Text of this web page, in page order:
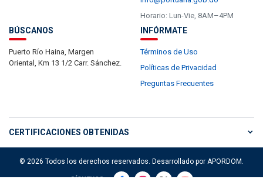
Horario: Lun-Vie, 8AM–4PM
BÚSCANOS
Puerto Río Haina, Margen
Oriental, Km 13 1/2 Carr. Sánchez.
INFÓRMATE
Términos de Uso
Políticas de Privacidad
Preguntas Frecuentes
CERTIFICACIONES OBTENIDAS
© 2026 Todos los derechos reservados. Desarrollado por APORDOM.